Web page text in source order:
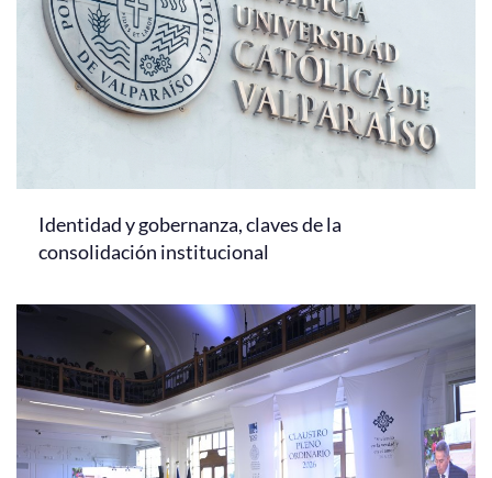
Identidad y gobernanza, claves de la
consolidación institucional